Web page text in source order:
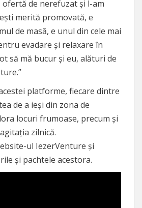
ofertă de nerefuzat și l-am
merită promovată, e
de masă, e unul din cele mai
evadare și relaxare în
să mă bucur și eu, alături de
platforme, fiecare dintre
de a ieși din zona de
locuri frumoase, precum și
zilnică.
ul IezerVenture și
și pachtele acestora.